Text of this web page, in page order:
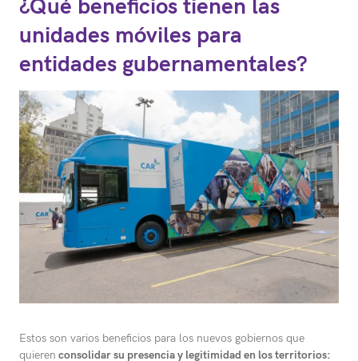
¿Qué beneficios tienen las
unidades móviles para
entidades gubernamentales?
Estos son varios beneficios para los nuevos gobiernos que
quieren consolidar su presencia y legitimidad en los territorios: